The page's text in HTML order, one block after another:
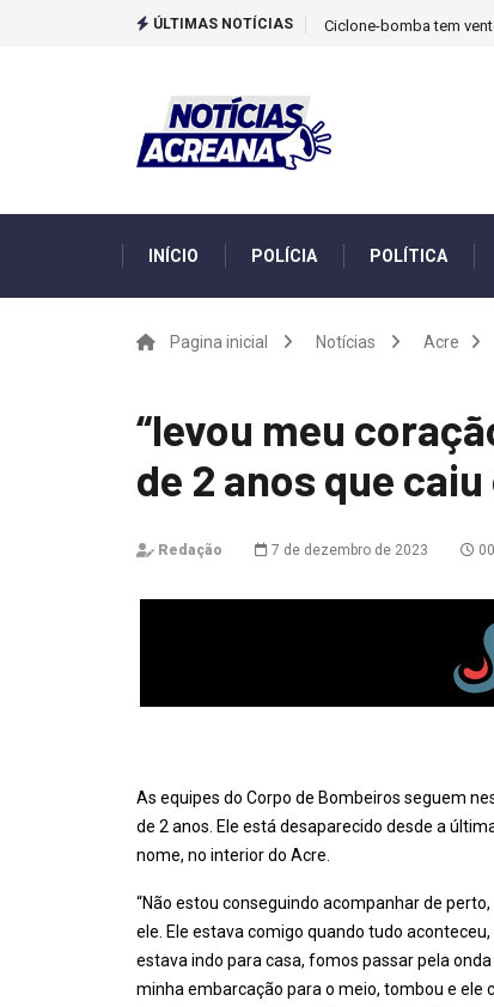
ÚLTIMAS NOTÍCIAS Ciclone-bomba tem
INÍCIO POLÍCIA POLÍTICA
Pagina inicial Notícias Acre
“levou meu
de 2 anos que
Redação 7 de dezembro de 2023
As equipes do Corpo de Bombeiros seguem
de 2 anos. Ele está desaparecido desde a
nome, no interior do Acre.
“Não estou conseguindo acompanhar de
ele. Ele estava comigo quando tudo
estava indo para casa, fomos passar pela
minha embarcação para o meio, tombou e ele